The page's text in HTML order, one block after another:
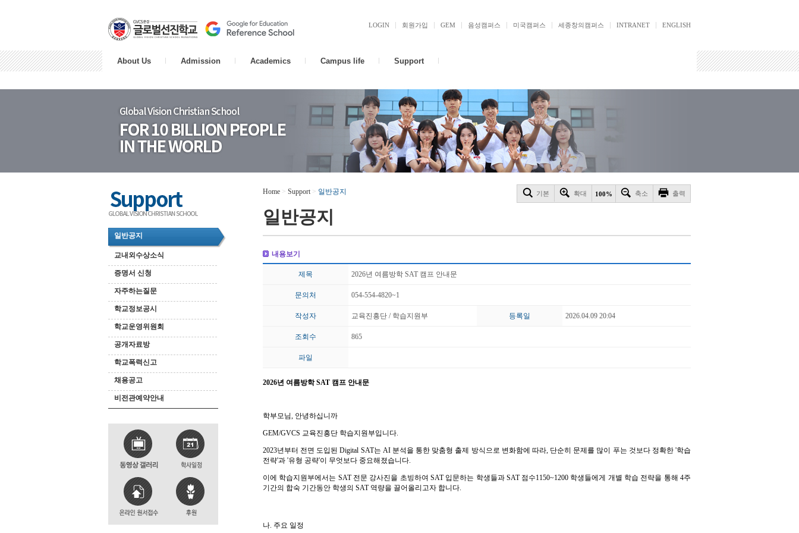
LOGIN 회원가입 GEM 음성캠퍼스 미국캠퍼스 세종창의캠퍼스 INTRANET ENGLISH
About Us Admission Academics Campus life Support
일반공지
교내외수상소식
증명서 신청
자주하는질문
학교정보공시
학교운영위원회
공개자료방
학교폭력신고
채용공고
비전관예약안내
기본 확대 100% 축소 출력
Home > Support > 일반공지
일반공지
내용보기
제목 2026년 여름방학 SAT 캠프 안내문
문의처 054-554-4820~1
작성자 교육진흥단 / 학습지원부 등록일 2026.04.09 20:04
조회수 865
파일
2026년 여름방학SAT 캠프 안내문
학부모님, 안녕하십니까
GEM/GVCS 교육진흥단 학습지원부입니다.
2023년부터 전면 도입된Digital SAT는 AI 분석을 통한 맞춤형 출제 방식으로 변화함에 따라, 단순히 문제를 많이 푸는 것보다 정확한'학습
전략'과 '유형 공략'이 무엇보다 중요해졌습니다.
이에 학습지원부에서는 SAT 전문 강사진을 초빙하여 SAT 입문하는 학생들과 SAT 점수1150~1200 학생들에게 개별 학습 전략을 통해 4주
기간의 합숙 기간동안 학생의 SAT 역량을 끌어올리고자 합니다.
나. 주요 일정